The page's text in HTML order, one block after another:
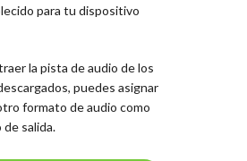
para tu dispositivo
la pista de audio de los
puedes asignar
formato de audio como
salida.